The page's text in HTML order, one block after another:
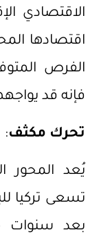
الاقتصادي
اقتصادها
الفرص
فإنه قد
تحرك مكثف:
يُعد المحور
تسعى تركيا
بعد سنوات